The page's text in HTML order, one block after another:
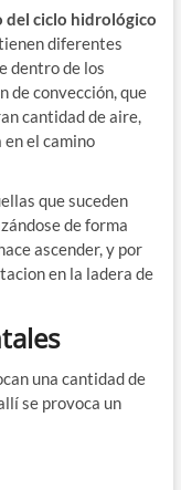
del ciclo hidrológico
diferentes
dentro de los
de convección, que
cantidad de aire,
el camino
que suceden
de forma
ascender, y por
en la ladera de
una cantidad de
se provoca un